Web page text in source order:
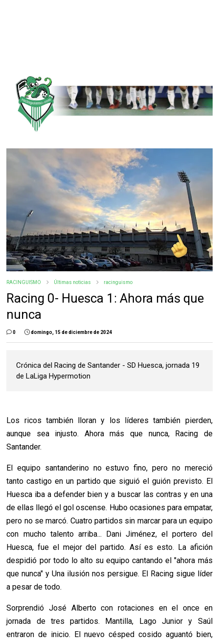
RACINGUISMO Últimas noticias racinguismo
Racing 0- Huesca 1: Ahora más que
nunca
0 domingo, 15 de diciembre de 2024
Crónica del Racing de Santander - SD Huesca, jornada 19
de LaLiga Hypermotion
Los ricos también lloran y los líderes también pierden,
aunque sea injusto. Ahora más que nunca, Racing de
Santander.
El equipo santanderino no estuvo fino, pero no mereció
tanto castigo en un partido que siguió el guión previsto. El
Huesca iba a defender bien y a buscar las contras y en una
de ellas llegó el gol oscense. Hubo ocasiones para empatar,
pero no se marcó. Cuatro partidos sin marcar para un equipo
con mucho talento arriba... Dani Jiménez, el portero del
Huesca, fue el mejor del partido. Así es esto. La afición
despidió por todo lo alto su equipo cantando el "ahora más
que nunca" y Una ilusión nos persigue. El Racing sigue líder
a pesar de todo.
Sorprendió José Alberto con rotaciones en el once en
jornada de tres partidos. Mantilla, Lago Junior y Saúl
entraron de inicio. El nuevo césped cosido aguantó bien,